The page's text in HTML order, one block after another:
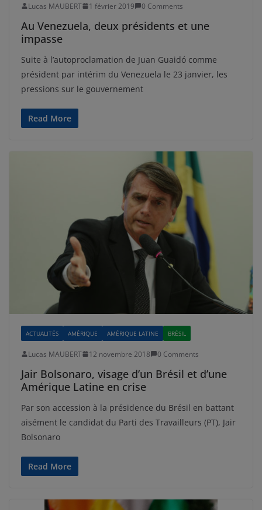
Lucas MAUBERT 1 février 2019 0 Comments
Au Venezuela, deux présidents et une
impasse
Suite à l’autoproclamation de Juan Guaidó comme
président par intérim du Venezuela le 23 janvier, les
pressions sur le gouvernement
Read More
ACTUALITÉS AMÉRIQUE AMÉRIQUE LATINE BRÉSIL
Lucas MAUBERT 12 novembre 2018 0 Comments
Jair Bolsonaro, visage d’un Brésil et d’une
Amérique Latine en crise
Par son accession à la présidence du Brésil en battant
aisément le candidat du Parti des Travailleurs (PT), Jair
Bolsonaro
Read More